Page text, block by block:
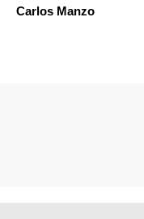
Carlos Manzo